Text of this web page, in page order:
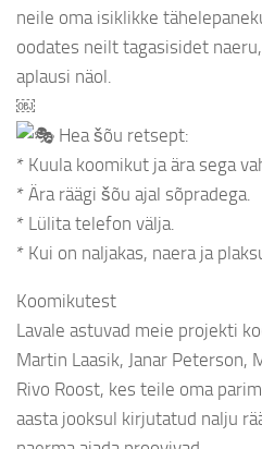
neile oma isiklikke
oodates neilt tagasisidet
aplausi näol.
￼
Hea šõu retsept:
* Kuula koomikut ja ära sega
* Ära räägi šõu ajal sõpradega.
* Lülita telefon välja.
* Kui on naljakas, naera ja
Koomikutest
Lavale astuvad meie projekti
Martin Laasik, Janar Peterson,
Rivo Roost, kes teile oma
aasta jooksul kirjutatud nalju